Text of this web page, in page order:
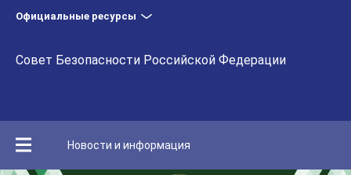
Официальные ресурсы
Совет Безопасности Российской Федерации
Новости и информация